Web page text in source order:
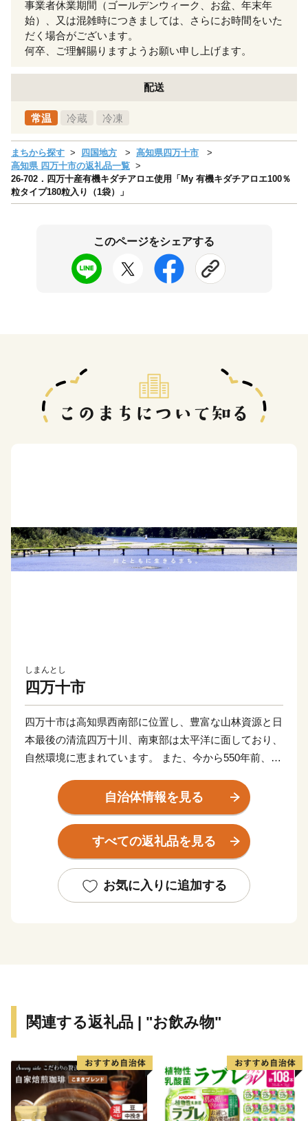
事業者休業期間（ゴールデンウィーク、お盆、年末年
始）、又は混雑時につきましては、さらにお時間をいた
だく場合がございます。
何卒、ご理解賜りますようお願い申し上げます。
配送
常温 冷蔵 冷凍
まちから探す 四国地方
高知県四万十市
高知県 四万十市の返礼品一覧
26-702．四万十産有機キダチアロエ使用「My 有機キダチアロエ100％
粒タイプ180粒入り（1袋）」
このページをシェアする
しまんとし
四万十市
四万十市は高知県西南部に位置し、豊富な山林資源と日
本最後の清流四万十川、南東部は太平洋に面しており、
自然環境に恵まれています。 また、今から550年前、前
都を模したまちづくりを始めたことから、「土佐の小京
都」と呼ばれています。
【お問い合わせはこちら】
・申込・書類・ご入金方法はこちら
株式会社 本気モード
電話：0875-24-8056
Email：shimanto@furusato-city.com
自治体情報を見る
すべての返礼品を見る
お気に入りに追加する
関連する返礼品 | "お飲み物"